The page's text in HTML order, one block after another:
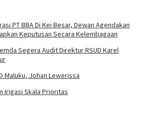
PT BBA Di Kei Besar, Dewan Agendakan
Keputusan Secara Kelembagaan
Segera Audit Direktur RSUD Karel
Irigasi Skala Prioritas